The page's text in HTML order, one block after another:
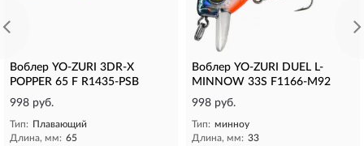
Воблер YO-ZURI 3DR-X
POPPER 65 F R1435-PSB
998 руб.
Тип: Плавающий
Длина, мм: 65
Воблер YO-ZURI DUEL L-
MINNOW 33S F1166-M92
998 руб.
Тип: минноу
Длина, мм: 33